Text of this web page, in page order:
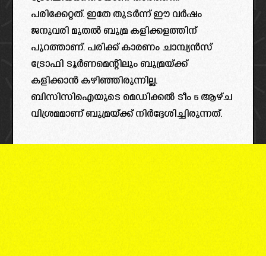
പരിക്കേറ്റത്. ഇതേ തുടര്‍ന്ന് ഈ വര്‍ഷം
ജനുവരി മുതൽ ബുമ്ര കളിക്കളത്തിന്
പുറത്താണ്. പരിക്ക് കാരണം ചാമ്പ്യൻസ്
ട്രോഫി ടൂര്‍ണമെന്റിലും ബുമ്രയ്ക്ക്
കളിക്കാൻ കഴിഞ്ഞിരുന്നില്ല.
ബിസിസിഐയുടെ മെഡിക്കൽ ടീം 5 ആഴ്ച
വിശ്രമമാണ് ബുമ്രയ്ക്ക് നിര്‍ദ്ദേശിച്ചിരുന്നത്.